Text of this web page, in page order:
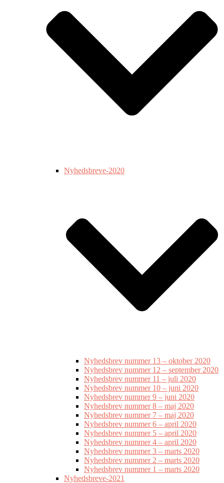
Nyhedsbreve-2020
Nyhedsbrev nummer 13 – oktober 2020
Nyhedsbrev nummer 12 – september 2020
Nyhedsbrev nummer 11 – juli 2020
Nyhedsbrev nummer 10 – juni 2020
Nyhedsbrev nummer 9 – juni 2020
Nyhedsbrev nummer 8 – maj 2020
Nyhedsbrev nummer 7 – maj 2020
Nyhedsbrev nummer 6 – april 2020
Nyhedsbrev nummer 5 – april 2020
Nyhedsbrev nummer 4 – april 2020
Nyhedsbrev nummer 3 – marts 2020
Nyhedsbrev nummer 2 – marts 2020
Nyhedsbrev nummer 1 – marts 2020
Nyhedsbreve-2021